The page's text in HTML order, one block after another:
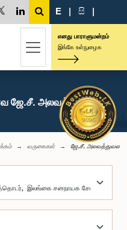
E | සි |
எனது பாராளுமன்றம்
இங்கே உள்நுழைக
ஜே.சீ. அலவத்துவல,
வருகைகள் ஜே.சீ. அலவத்துவல